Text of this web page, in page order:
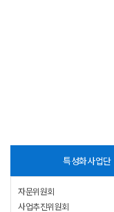
특성화사업단
자문위원회
사업추진위원회